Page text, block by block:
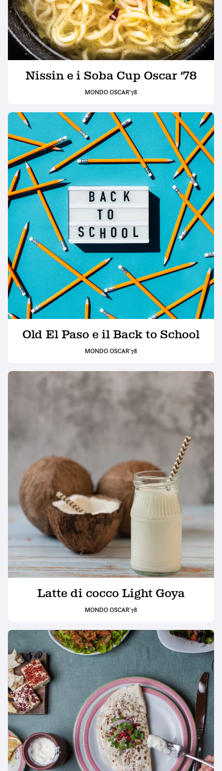
Nissin e i Soba Cup Oscar ‘78
MONDO OSCAR'78
Old El Paso e il Back to School
MONDO OSCAR'78
Latte di cocco Light Goya
MONDO OSCAR'78